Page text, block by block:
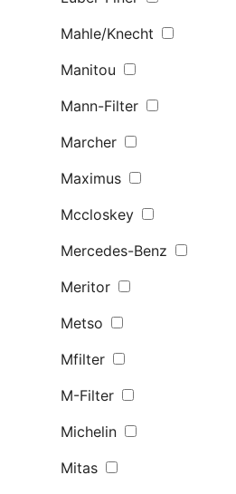
Mahle/Knecht
Manitou
Mann-Filter
Marcher
Maximus
Mccloskey
Mercedes-Benz
Meritor
Metso
Mfilter
M-Filter
Michelin
Mitas